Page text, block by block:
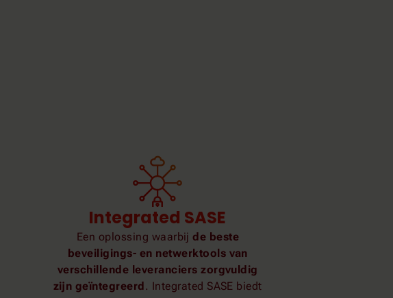
Integrated SASE
Een oplossing waarbijde beste
beveiligings- en netwerktools van
verschillende leveranciers zorgvuldig
zijn geïntegreerd. Integrated SASE biedt